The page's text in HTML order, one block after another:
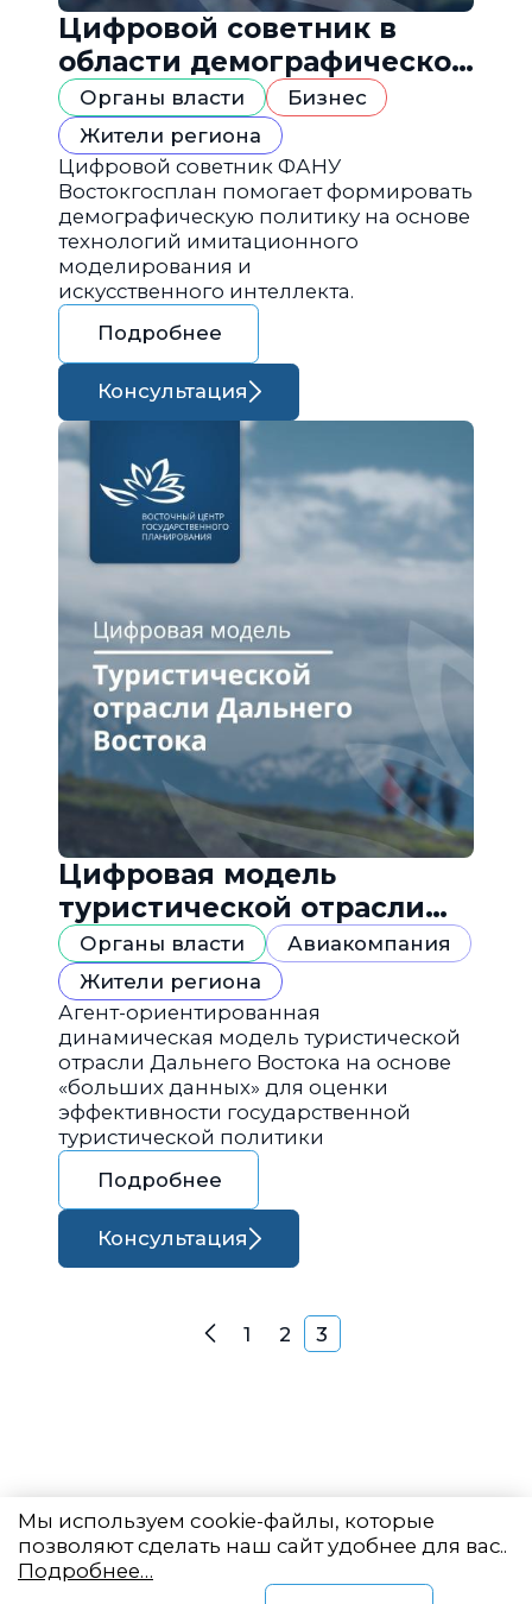
Цифровой советник в
области демографической
политики
Органы власти
Бизнес
Жители региона
Цифровой советник ФАНУ
Востокгосплан помогает формировать
демографическую политику на основе
технологий имитационного
моделирования и
искусственного интеллекта.
Подробнее
Консультация
Цифровая модель
туристической отрасли
Дальнего Востока
Органы власти
Авиакомпания
Жители региона
Агент-ориентированная
динамическая модель туристической
отрасли Дальнего Востока на основе
«больших данных» для оценки
эффективности государственной
туристической политики
Подробнее
Консультация
Навигация по
Назад
1 2 3
Мы используем cookie-файлы, которые
позволяют сделать наш сайт удобнее для вас..
Подробнее…